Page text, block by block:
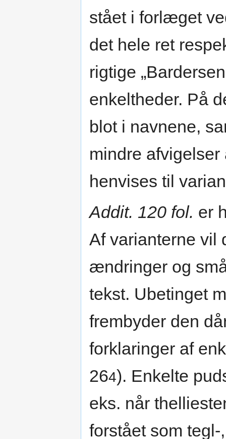
stået i forlæget
det hele ret
rigtige
enkeltheder. På
blot i navnene,
mindre
henvises til
Addit. 120 fol. er
Af varianterne vil
ændringer og
tekst. Ubetinget
frembyder den
forklaringer af
264). Enkelte
eks. når
forstået som tegl-